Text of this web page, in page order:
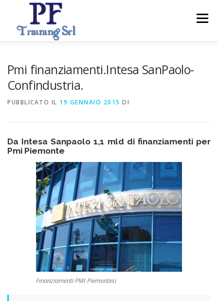
contenuto
Menu
Pmi finanziamenti.Intesa SanPaolo-
Confindustria.
PUBBLICATO IL 19 GENNAIO 2015 DI
Da Intesa Sanpaolo 1,1 mld di finanziamenti per
Pmi Piemonte
Finanziamenti PMI Piemontesi